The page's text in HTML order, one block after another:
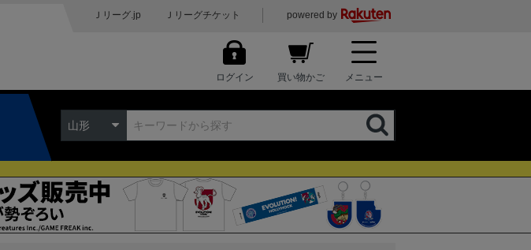
Ｊリーグ.jp Ｊリーグチケット powered by
ログイン 買い物かご メニュー
山形